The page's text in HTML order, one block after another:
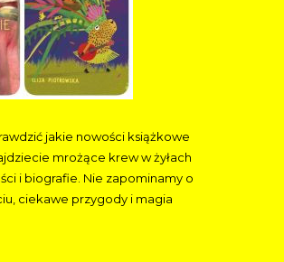
jakie nowości książkowe
mrożące krew w żyłach
i biografie. Nie zapominamy o
ciekawe przygody i magia